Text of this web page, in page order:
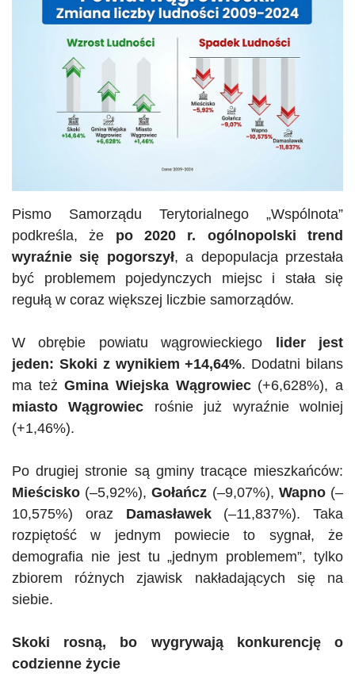
Pismo Samorządu Terytorialnego „Wspólnota”
podkreśla, że po 2020 r. ogólnopolski trend
wyraźnie się pogorszył, a depopulacja przestała
być problemem pojedynczych miejsc i stała się
regułą w coraz większej liczbie samorządów.
W obrębie powiatu wągrowieckiego lider jest
jeden: Skoki z wynikiem +14,64%. Dodatni bilans
ma teżGmina Wiejska Wągrowiec(+6,628%), a
miasto Wągrowiec rośnie już wyraźnie wolniej
(+1,46%).
Po drugiej stronie są gminy tracące mieszkańców:
Mieścisko (–5,92%),Gołańcz (–9,07%), Wapno(–
10,575%) oraz Damasławek(–11,837%). Taka
rozpiętość w jednym powiecie to sygnał, że
demografia nie jest tu „jednym problemem”, tylko
zbiorem różnych zjawisk nakładających się na
siebie.
Skoki rosną, bo wygrywają konkurencję o
codzienne życie